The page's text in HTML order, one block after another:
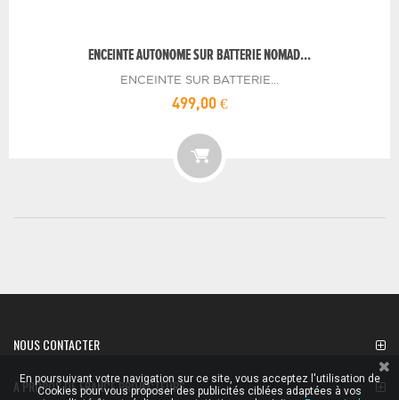
ENCEINTE AUTONOME SUR BATTERIE NOMAD...
ENCEINTE SUR BATTERIE...
499,00 €
NOUS CONTACTER
A PROPOS DE FRANCE PROJECTEURS
En poursuivant votre navigation sur ce site, vous acceptez l'utilisation de
Cookies pour vous proposer des publicités ciblées adaptées à vos